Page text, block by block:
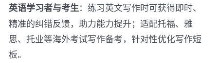
英语学习者与考生：练习英文写作时可获得即时、
精准的纠错反馈，助力能力提升；适配托福、雅
思、托业等海外考试写作备考，针对性优化写作短
板。